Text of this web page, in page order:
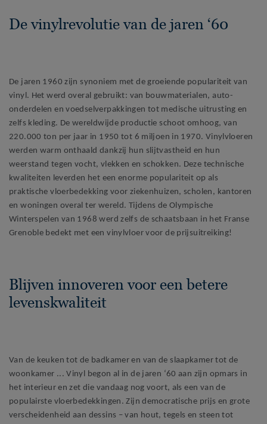
De vinylrevolutie van de jaren ‘60
De jaren 1960 zijn synoniem met de groeiende populariteit van
vinyl. Het werd overal gebruikt: van bouwmaterialen, auto-
onderdelen en voedselverpakkingen tot medische uitrusting en
zelfs kleding. De wereldwijde productie schoot omhoog, van
220.000 ton per jaar in 1950 tot 6 miljoen in 1970. Vinylvloeren
werden warm onthaald dankzij hun slijtvastheid en hun
weerstand tegen vocht, vlekken en schokken. Deze technische
kwaliteiten leverden het een enorme populariteit op als
praktische vloerbedekking voor ziekenhuizen, scholen, kantoren
en woningen overal ter wereld. Tijdens de Olympische
Winterspelen van 1968 werd zelfs de schaatsbaan in het Franse
Grenoble bedekt met een vinylvloer voor de prijsuitreiking!
Blijven innoveren voor een betere
levenskwaliteit
Van de keuken tot de badkamer en van de slaapkamer tot de
woonkamer ... Vinyl begon al in de jaren ‘60 aan zijn opmars in
het interieur en zet die vandaag nog voort, als een van de
populairste vloerbedekkingen. Zijn democratische prijs en grote
verscheidenheid aan dessins – van hout, tegels en steen tot